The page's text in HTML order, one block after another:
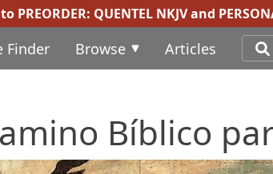
PREORDER: QUENTEL NKJVand
Finder Browse Articles
Bíblico